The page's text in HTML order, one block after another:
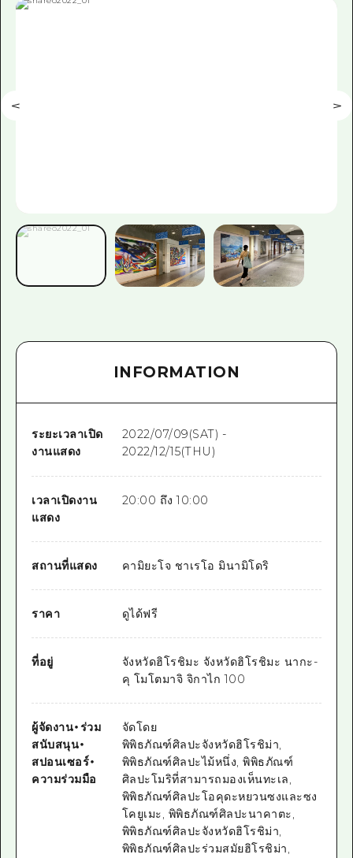
INFORMATION
ระยะเวลาเปิด
งานแสดง
2022/07/09(SAT) -
2022/12/15(THU)
เวลาเปิดงาน
แสดง
20:00 ถึง 10:00
สถานที่แสดง คามิยะโจ ชาเรโอ มินามิโดริ
ราคา ดูได้ฟรี
ที่อยู่
จังหวัดฮิโรชิมะ จังหวัดฮิโรชิมะ นากะ-
คุ โมโตมาจิ จิกาไก 100
ผู้จัดงาน・ร่วม
สนับสนุน・
สปอนเซอร์・
ความร่วมมือ
จัดโดย
พิพิธภัณฑ์ศิลปะจังหวัดฮิโรชิม่า,
พิพิธภัณฑ์ศิลปะไม้หนึ่ง, พิพิธภัณฑ์
ศิลปะโมริที่สามารถมองเห็นทะเล,
พิพิธภัณฑ์ศิลปะโอคุดะหยวนซงและซง
โคยูเมะ, พิพิธภัณฑ์ศิลปะนาคาตะ,
พิพิธภัณฑ์ศิลปะจังหวัดฮิโรชิม่า,
พิพิธภัณฑ์ศิลปะร่วมสมัยฮิโรชิม่า,